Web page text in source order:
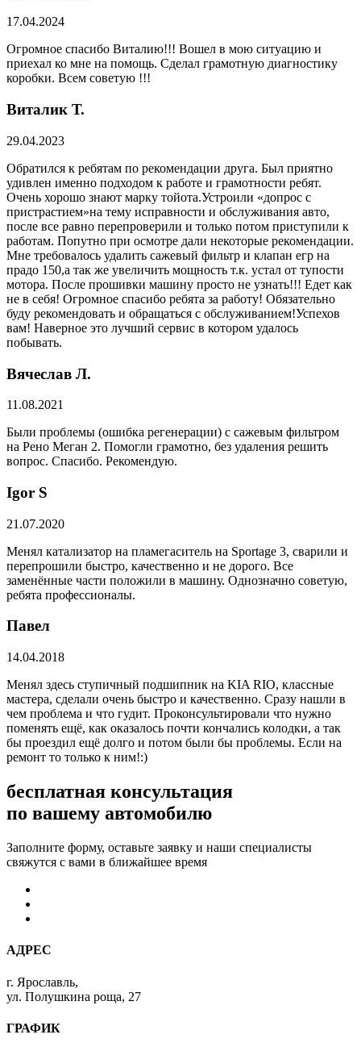
17.04.2024
Огромное спасибо Виталию!!! Вошел в мою ситуацию и
приехал ко мне на помощь. Сделал грамотную диагностику
коробки. Всем советую !!!
Виталик Т.
29.04.2023
Обратился к ребятам по рекомендации друга. Был приятно
удивлен именно подходом к работе и грамотности ребят.
Очень хорошо знают марку тойота.Устроили «допрос с
пристрастием»на тему исправности и обслуживания авто,
после все равно перепроверили и только потом приступили к
работам. Попутно при осмотре дали некоторые рекомендации.
Мне требовалось удалить сажевый фильтр и клапан егр на
прадо 150,а так же увеличить мощность т.к. устал от тупости
мотора. После прошивки машину просто не узнать!!! Едет как
не в себя! Огромное спасибо ребята за работу! Обязательно
буду рекомендовать и обращаться с обслуживанием!Успехов
вам! Наверное это лучший сервис в котором удалось
побывать.
Вячеслав Л.
11.08.2021
Были проблемы (ошибка регенерации) с сажевым фильтром
на Рено Меган 2. Помогли грамотно, без удаления решить
вопрос. Спасибо. Рекомендую.
​Igor S
21.07.2020
Менял катализатор на пламегаситель на Sportage 3, сварили и
перепрошили быстро, качественно и не дорого. Все
заменённые части положили в машину. Однозначно советую,
ребята профессионалы.
Павел
14.04.2018
Менял здесь ступичный подшипник на KIA RIO, классные
мастера, сделали очень быстро и качественно. Сразу нашли в
чем проблема и что гудит. Проконсультировали что нужно
поменять ещё, как оказалось почти кончались колодки, а так
бы проездил ещё долго и потом были бы проблемы. Если на
ремонт то только к ним!:)
бесплатная консультация
по вашему автомобилю
Заполните форму, оставьте заявку и наши специалисты
свяжутся с вами в ближайшее время
АДРЕС
г. Ярославль,
ул. Полушкина роща, 27
ГРАФИК